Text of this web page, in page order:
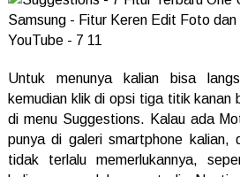
Untuk menunya kalian bisa
kemudian klik di opsi tiga titik kanan
di menu Suggestions. Kalau ada
punya di galeri smartphone kalian,
tidak terlalu memerlukannya,